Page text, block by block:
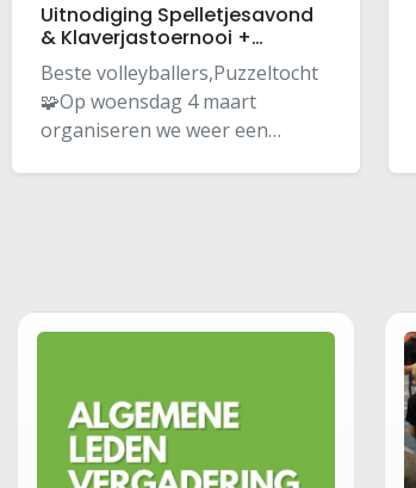
Uitnodiging Spelletjesavond
& Klaverjastoernooi +
Puzzeltocht
Beste volleyballers,Puzzeltocht
🧩Op woensdag 4 maart
organiseren we weer een